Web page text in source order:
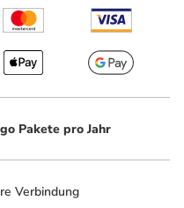
Pakete pro Jahr
Verbindung